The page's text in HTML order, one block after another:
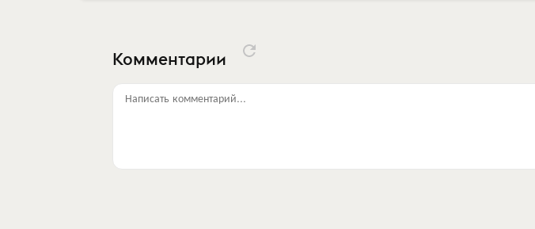
Комментарии
Написать комментарий...